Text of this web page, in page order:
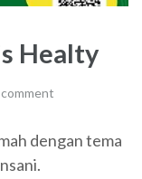
Healty
dengan tema